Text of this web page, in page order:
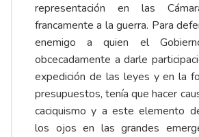
representación en las
francamente a la guerra. Para
enemigo a quien el
obcecadamente a darle
expedición de las leyes y en la
presupuestos, tenía que hacer
caciquismo y a este elemento
los ojos en las grandes